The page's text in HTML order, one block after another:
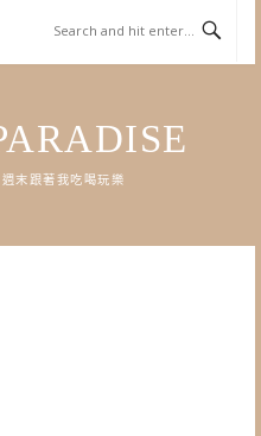
末跟著我吃喝玩樂